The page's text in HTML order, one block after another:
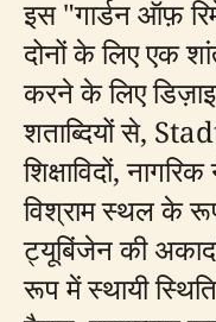
इस "गार्डन ऑफ़
दोनों के लिए एक
करने के लिए
शताब्दियों से,
शिक्षाविदों,
विश्राम स्थल के
ट्यूबिंजेन की
रूप में स्थायी